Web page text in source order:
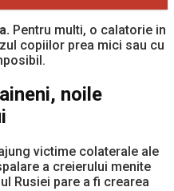
Pentru multi, o calatorie in
copiilor prea mici sau cu
noile
victime colaterale ale
a creierului menite
Rusiei pare a fi crearea